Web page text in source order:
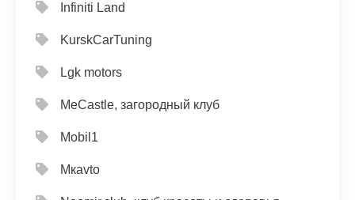
Infiniti Land
KurskCarTuning
Lgk motors
MeCastle, загородный клуб
Mobil1
Mкavto